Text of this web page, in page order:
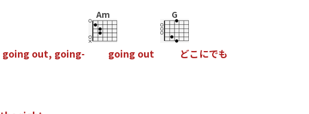
going out, going-
Am
going out
G
どこ にでも